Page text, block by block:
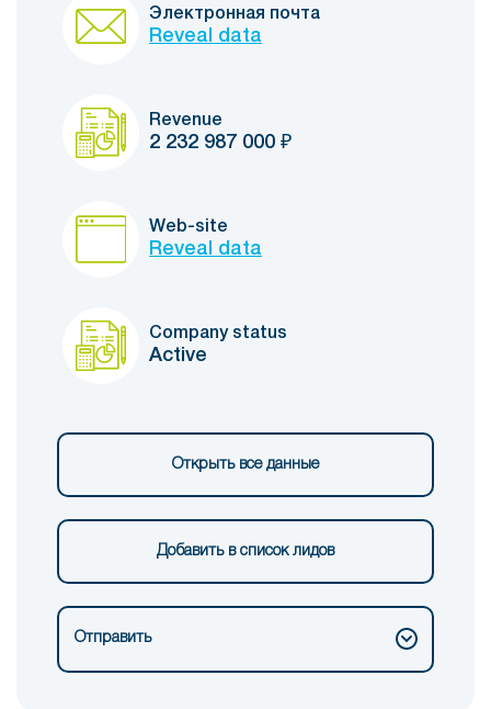
Электронная почта
Reveal data
Revenue
2 232 987 000 ₽
Web-site
Reveal data
Company status
Active
Открыть все данные
Добавить в список лидов
Отправить